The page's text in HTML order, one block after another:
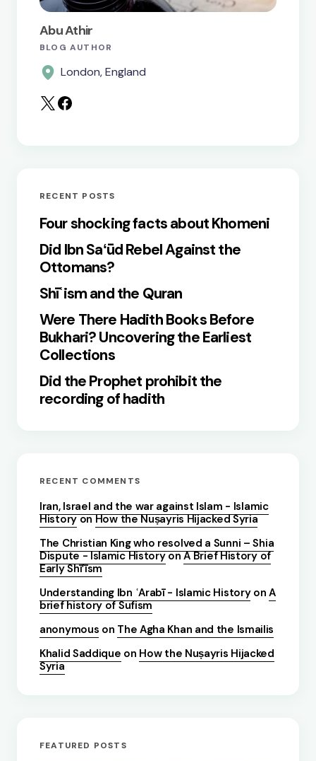
next time I comment.
Submit Comment
Abu Athir
BLOG AUTHOR
London, England
RECENT POSTS
Four shocking facts about Khomeni
Did Ibn Saʻūd Rebel Against the
Ottomans?
Shīʿism and the Quran
Were There Hadith Books Before
Bukhari? Uncovering the Earliest
Collections
Did the Prophet prohibit the
recording of hadith
RECENT COMMENTS
Iran, Israel and the war against Islam - Islamic
HistoryonHow the Nuṣayris Hijacked Syria
The Christian King who resolved a Sunni – Shia
Dispute - Islamic HistoryonA Brief History of
Early Shī’īsm
Understanding Ibn ʿArabī - Islamic HistoryonA
brief history of Sufism
anonymous on The Agha Khan and the Ismailis
Khalid Saddique on How the Nuṣayris Hijacked
Syria
FEATURED POSTS